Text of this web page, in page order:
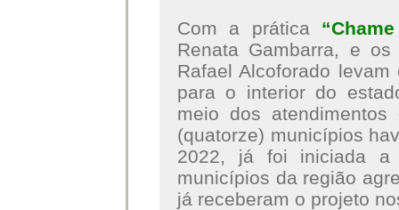
Com a prática
Renata Gambarra, e
Rafael Alcoforado
para o interior do
meio dos atendimentos
(quatorze) municípios
2022, já foi iniciada a
municípios da região
já receberam o projeto